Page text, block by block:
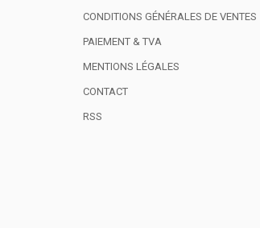
CONDITIONS GÉNÉRALES DE VENTES
PAIEMENT & TVA
MENTIONS LÉGALES
CONTACT
RSS